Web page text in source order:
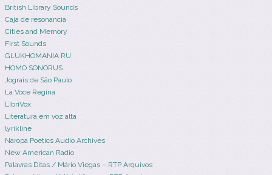
British Library Sounds
Caja de resonancia
Cities and Memory
First Sounds
GLUKHOMANIA.RU
HOMO SONORUS
Jograis de São Paulo
La Voce Regina
LibriVox
Literatura em voz alta
lyrikline
Naropa Poetics Audio Archives
New American Radio
Palavras Ditas / Mário Viegas – RTP Arquivos